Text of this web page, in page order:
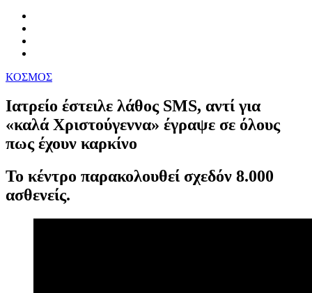
ΚΟΣΜΟΣ
Ιατρείο έστειλε λάθος SMS, αντί για
«καλά Χριστούγεννα» έγραψε σε όλους
πως έχουν καρκίνο
Το κέντρο παρακολουθεί σχεδόν 8.000
ασθενείς.